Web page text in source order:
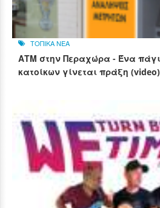
ΤΟΠΙΚΑ ΝΕΑ
ΑΤΜ στην Περαχώρα - Ένα
κατοίκων γίνεται πράξη (video)